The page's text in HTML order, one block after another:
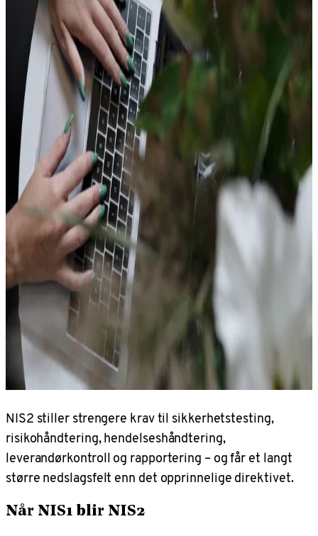
NIS2 stiller strengere krav til sikkerhetstesting,
risikohåndtering, hendelseshåndtering,
leverandørkontroll og rapportering – og får et langt
større nedslagsfelt enn det opprinnelige direktivet.
Når NIS1 blir NIS2